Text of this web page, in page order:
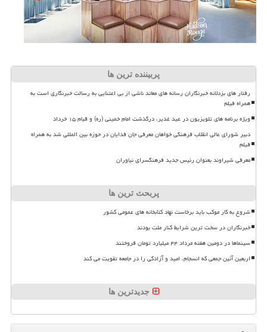
پربیننده ترین ها
رفتار های بزدلانه خبرنگاران رسانه های معاند ناشی از بی اعتنایی به رسالت خبرنگاری است به
همراه فیلم
ویژه برنامه های تلویزیون در عید غدیر، درگذشت امام خمینی (ره) و قیام ۱۵ خرداد
دبیر شورای عالی انقلاب فرهنگی خواهان معرفی جان فدایان در حوزه بین المللی شد به همراه
فیلم
معرفی شیراوند بعنوان رئیس جدید فرهنگسرای نیاوران
پربحث ترین ها
شروع به کار موکب باید برخاست نهاد کتابخانه های عمومی کشور
خبرنگاران در سخت ترین شرایط کنار ملت بودند
سینماها در دومین هفته مرداد ۴۴ میلیارد تومان فروختند
اربعین آئین جمعی که انسجام، امید و آزادگی را در جامعه تقویت می کند
جدیدترین ها